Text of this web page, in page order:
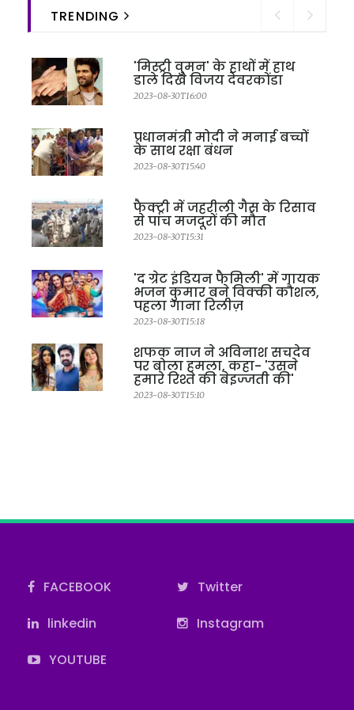
TRENDING
'मिस्ट्री वुमन' के हाथों में हाथ
डाले दिखे विजय देवरकोंडा
2023-08-30T16:00
प्रधानमंत्री मोदी ने मनाई बच्चों
के साथ रक्षा बंधन
2023-08-30T15:40
फैक्ट्री में जहरीली गैस के रिसाव
से पांच मजदूरों की मौत
2023-08-30T15:31
'द ग्रेट इंडियन फैमिली' में गायक
भजन कुमार बने विक्की कौशल,
पहला गाना रिलीज़
2023-08-30T15:18
शफक नाज ने अविनाश सचदेव
पर बोला हमला, कहा- 'उसने
हमारे रिश्ते की बेइज्जती की'
2023-08-30T15:10
FACEBOOK
Twitter
linkedin
Instagram
YOUTUBE